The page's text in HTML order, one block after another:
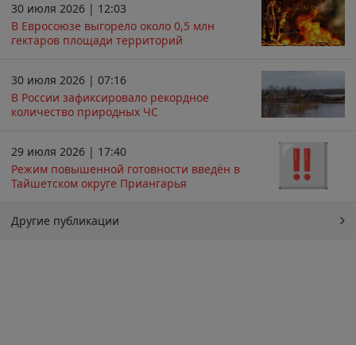
30 июля 2026 | 12:03
В Евросоюзе выгорело около 0,5 млн
гектаров площади территорий
30 июля 2026 | 07:16
В России зафиксировало рекордное
количество природных ЧС
29 июля 2026 | 17:40
Режим повышенной готовности введён в
Тайшетском округе Приангарья
Другие публикации